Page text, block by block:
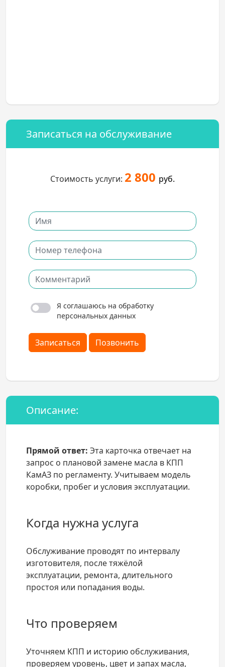
Записаться на обслуживание
Стоимость услуги: 2 800 руб.
Я соглашаюсь на обработку
персональных данных
Записаться Позвонить
Описание:
Прямой ответ: Эта карточка отвечает на
запрос о плановой замене масла в КПП
КамАЗ по регламенту. Учитываем модель
коробки, пробег и условия эксплуатации.
Когда нужна услуга
Обслуживание проводят по интервалу
изготовителя, после тяжёлой
эксплуатации, ремонта, длительного
простоя или попадания воды.
Что проверяем
Уточняем КПП и историю обслуживания,
проверяем уровень, цвет и запах масла,